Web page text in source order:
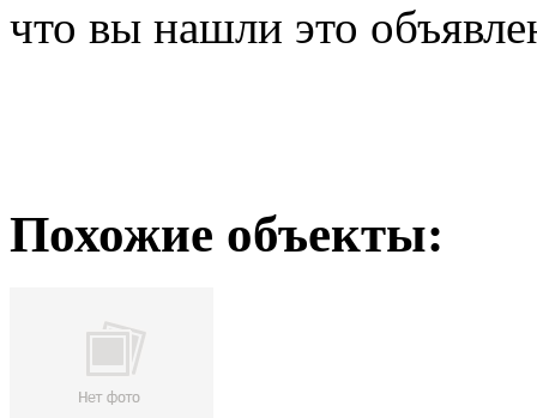
что вы нашли это
Похожие объекты: